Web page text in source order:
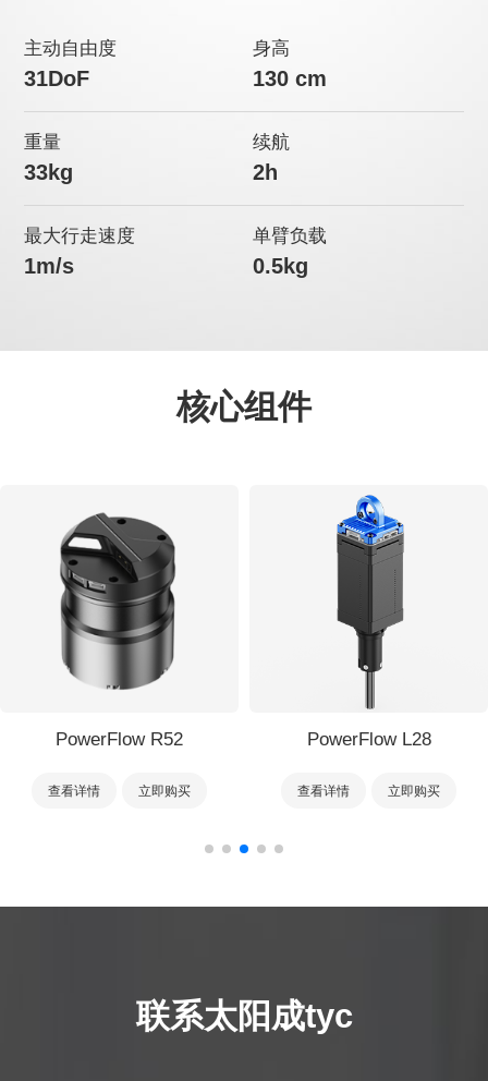
主动自由度
31DoF
身高
130 cm
重量
33kg
续航
2h
最大行走速度
1m/s
单臂负载
0.5kg
核心组件
PowerFlow R52
查看详情 立即购买
PowerFlow L28
查看详情 立即购买
联系太阳成tyc